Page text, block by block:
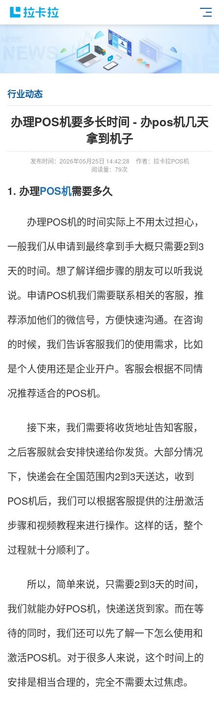
行业动态
办理POS机要多长时间 - 办pos机几天
拿到机子
发布时间：2026年05月25日 14:42:28
作者：拉卡拉POS机
阅读量：79次
1. 办理POS机需要多久
办理POS机的时间实际上不用太过担心，
一般我们从申请到最终拿到手大概只需要2到3
天的时间。想了解详细步骤的朋友可以听我说
说。申请POS机我们需要联系相关的客服，推
荐添加他们的微信号，方便快速沟通。在咨询
的时候，我们告诉客服我们的使用需求，比如
是个人使用还是企业开户。客服会根据不同情
况推荐适合的POS机。
接下来，我们需要将收货地址告知客服，
之后客服就会安排快递给你发货。大部分情况
下，快递会在全国范围内2到3天送达，收到
POS机后，我们可以根据客服提供的注册激活
步骤和视频教程来进行操作。这样的话，整个
过程就十分顺利了。
所以，简单来说，只需要2到3天的时间，
我们就能办好POS机，快递送货到家。而在等
待的同时，我们还可以先了解一下怎么使用和
激活POS机。对于很多人来说，这个时间上的
安排是相当合理的，完全不需要太过焦虑。